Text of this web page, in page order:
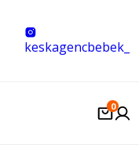
keskagencbebek_
0